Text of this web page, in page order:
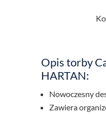
Opis torby
HARTAN:
Nowoczesny
Zawiera